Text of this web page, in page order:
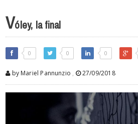
Vóley, la final
0 0 0
by Mariel Pannunzio , 27/09/2018